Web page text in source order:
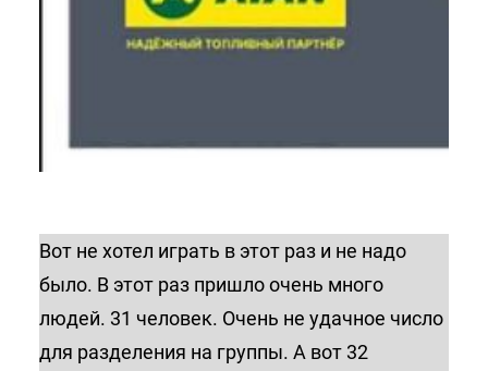
Вот не хотел играть в этот раз и не надо
было. В этот раз пришло очень много
людей. 31 человек. Очень не удачное число
для разделения на группы. А вот 32